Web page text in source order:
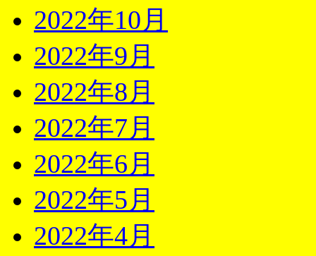
2022年10月
2022年9月
2022年8月
2022年7月
2022年6月
2022年5月
2022年4月